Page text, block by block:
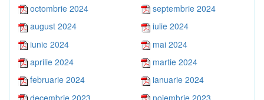
octombrie 2024
septembrie 2024
august 2024
iulie 2024
iunie 2024
mai 2024
aprilie 2024
martie 2024
februarie 2024
ianuarie 2024
decembrie 2023
noiembrie 2023